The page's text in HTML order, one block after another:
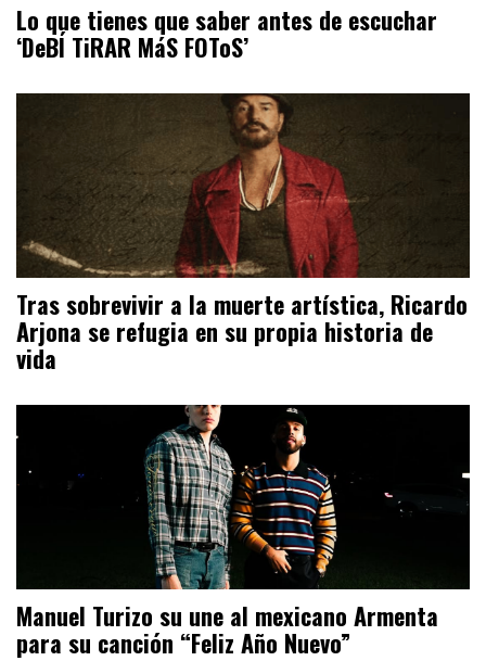
Lo que tienes que saber antes de escuchar
‘DeBÍ TiRAR MáS FOToS’
Tras sobrevivir a la muerte artística, Ricardo
Arjona se refugia en su propia historia de
vida
Manuel Turizo su une al mexicano Armenta
para su canción “Feliz Año Nuevo”